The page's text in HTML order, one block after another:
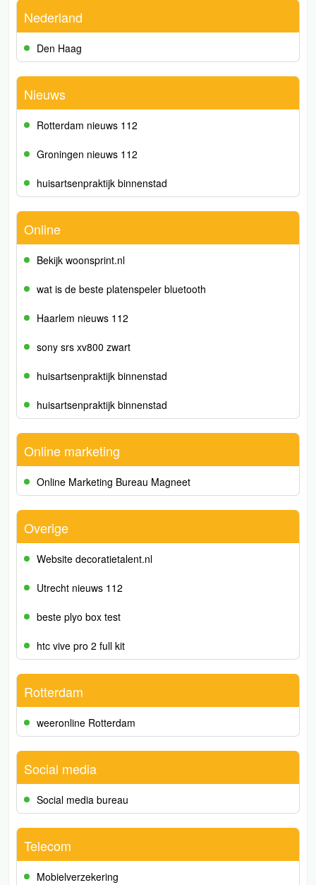
Nederland
Den Haag
Nieuws
Rotterdam nieuws 112
Groningen nieuws 112
huisartsenpraktijk binnenstad
Online
Bekijk woonsprint.nl
wat is de beste platenspeler bluetooth
Haarlem nieuws 112
sony srs xv800 zwart
huisartsenpraktijk binnenstad
huisartsenpraktijk binnenstad
Online marketing
Online Marketing Bureau Magneet
Overige
Website decoratietalent.nl
Utrecht nieuws 112
beste plyo box test
htc vive pro 2 full kit
Rotterdam
weeronline Rotterdam
Social media
Social media bureau
Telecom
Mobielverzekering